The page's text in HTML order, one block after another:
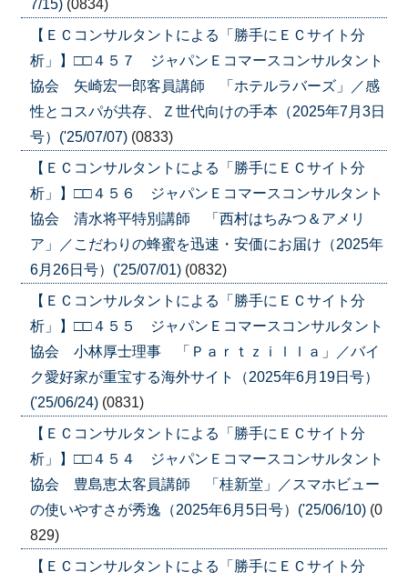
7/15) (0834)
【ＥＣコンサルタントによる「勝手にＥＣサイト分
析」】□□４５７ ジャパンＥコマースコンサルタント
協会 矢崎宏一郎客員講師 「ホテルラバーズ」／感
性とコスパが共存、Ｚ世代向けの手本（2025年7月3日
号）('25/07/07) (0833)
【ＥＣコンサルタントによる「勝手にＥＣサイト分
析」】□□４５６ ジャパンＥコマースコンサルタント
協会 清水将平特別講師 「西村はちみつ＆アメリ
ア」／こだわりの蜂蜜を迅速・安価にお届け（2025年
6月26日号）('25/07/01) (0832)
【ＥＣコンサルタントによる「勝手にＥＣサイト分
析」】□□４５５ ジャパンＥコマースコンサルタント
協会 小林厚士理事 「Ｐａｒｔｚｉｌｌａ」／バイ
ク愛好家が重宝する海外サイト（2025年6月19日号）
('25/06/24) (0831)
【ＥＣコンサルタントによる「勝手にＥＣサイト分
析」】□□４５４ ジャパンＥコマースコンサルタント
協会 豊島恵太客員講師 「桂新堂」／スマホビュー
の使いやすさが秀逸（2025年6月5日号）('25/06/10) (0
829)
【ＥＣコンサルタントによる「勝手にＥＣサイト分